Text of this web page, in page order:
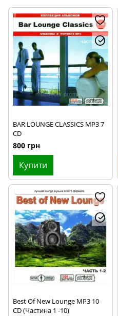
Ethno Folk 2023 2024
BAR LOUNGE CLASSICS MP3 7
CD
800 грн
Купити
Best Of New Lounge MP3 10
CD (Частина 1 -10)